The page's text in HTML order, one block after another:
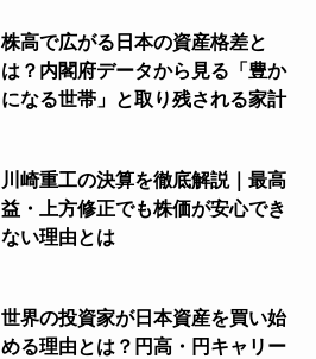
株高で広がる日本の資産格差と
は？内閣府データから見る「豊か
になる世帯」と取り残される家計
川崎重工の決算を徹底解説｜最高
益・上方修正でも株価が安心でき
ない理由とは
世界の投資家が日本資産を買い始
める理由とは？円高・円キャリー